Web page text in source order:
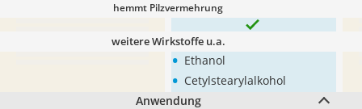
hemmt Pilzvermehrung
weitere Wirkstoffe u.a.
• Ethanol
• Cetylstearylalkohol
Anwendung